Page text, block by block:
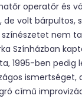
operatőr és
volt bárpultos,
nem
Színházban
1995-ben
című